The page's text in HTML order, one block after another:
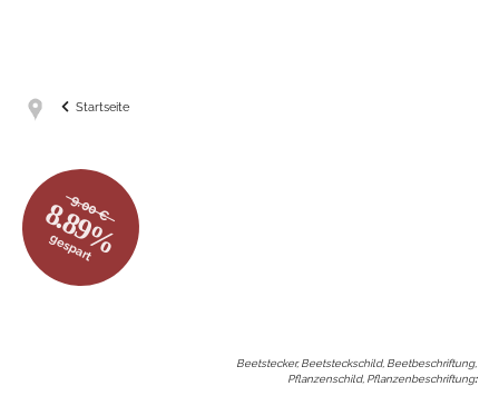
Startseite
9.00 €
8.89%
gespart
Beetstecker, Beetsteckschild, Beetbeschriftung,
Pflanzenschild, Pflanzenbeschriftung: